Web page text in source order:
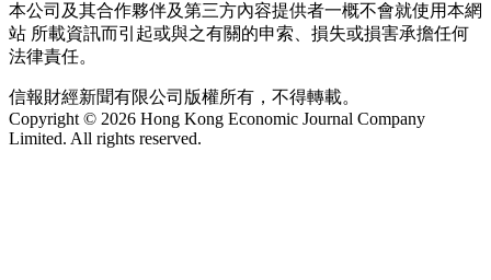
本公司及其合作夥伴及第三方內容提供者一概不會就使用本網
站 所載資訊而引起或與之有關的申索、損失或損害承擔任何
法律責任。
信報財經新聞有限公司版權所有，不得轉載。
Copyright © 2026 Hong Kong Economic Journal Company
Limited. All rights reserved.